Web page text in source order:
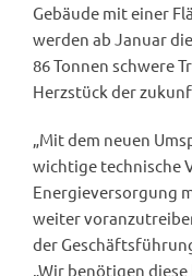
Gebäude mit einer
werden ab Januar
86 Tonnen schwere
Herzstück der
„Mit dem neuen
wichtige technische
Energieversorgung
weiter
der
„Wir benötigen